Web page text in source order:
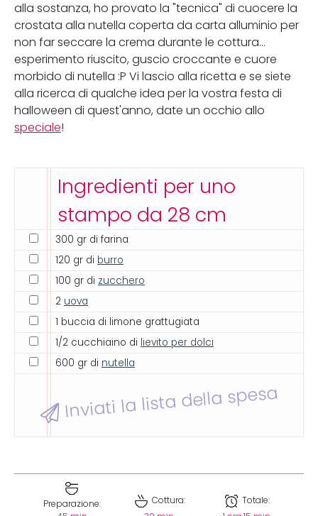
alla sostanza, ho provato la "tecnica" di cuocere la
crostata alla nutella coperta da carta alluminio per
non far seccare la crema durante le cottura...
esperimento riuscito, guscio croccante e cuore
morbido di nutella :P Vi lascio alla ricetta e se siete
alla ricerca di qualche idea per la vostra festa di
halloween di quest'anno, date un occhio allo
speciale!
Ingredienti per uno
stampo da 28 cm
300 gr di farina
120 gr di burro
100 gr di zucchero
2 uova
1 buccia di limone grattugiata
1/2 cucchiaino di lievito per dolci
600 gr di nutella
Inviati la lista della spesa
Preparazione:
Cottura:
Totale: